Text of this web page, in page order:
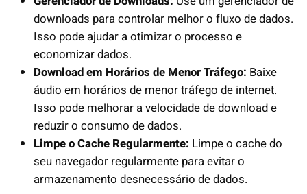
downloads para controlar melhor o fluxo de dados.
Isso pode ajudar a otimizar o processo e
economizar dados.
Download em Horários de Menor Tráfego: Baixe
áudio em horários de menor tráfego de internet.
Isso pode melhorar a velocidade de download e
reduzir o consumo de dados.
Limpe o Cache Regularmente: Limpe o cache do
seu navegador regularmente para evitar o
armazenamento desnecessário de dados.